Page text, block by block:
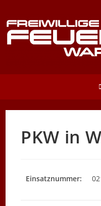
Inhalt
springen
PKW in
Einsatznummer: